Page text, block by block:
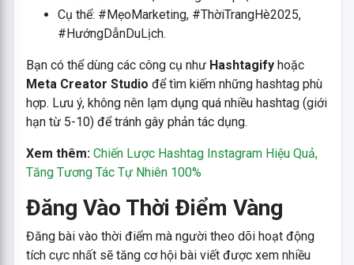
Cụ thể: #MẹoMarketing, #ThờiTrangHè2025,
#HướngDẫnDuLịch.
Bạn có thể dùng các công cụ như Hashtagifyhoặc
Meta Creator Studio để tìm kiếm những hashtag phù
hợp. Lưu ý, không nên lạm dụng quá nhiều hashtag (giới
hạn từ 5-10) để tránh gây phản tác dụng.
Xem thêm: Chiến Lược Hashtag Instagram Hiệu Quả,
Tăng Tương Tác Tự Nhiên 100%
Đăng Vào Thời Điểm Vàng
Đăng bài vào thời điểm mà người theo dõi hoạt động
tích cực nhất sẽ tăng cơ hội bài viết được xem nhiều